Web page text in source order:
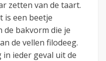
zetten van de taart.
is een beetje
de bakvorm die je
de vellen filodeeg.
ieder geval uit de